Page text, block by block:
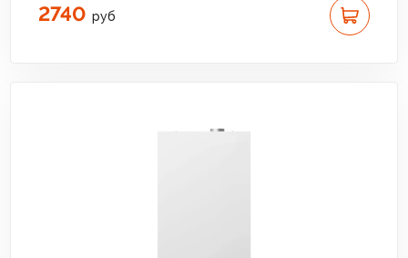
2740 руб